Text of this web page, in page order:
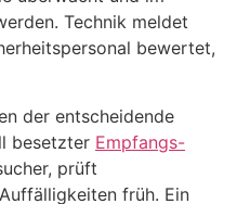
Technik meldet
bewertet,
der entscheidende
besetzter Empfangs-
prüft
früh. Ein